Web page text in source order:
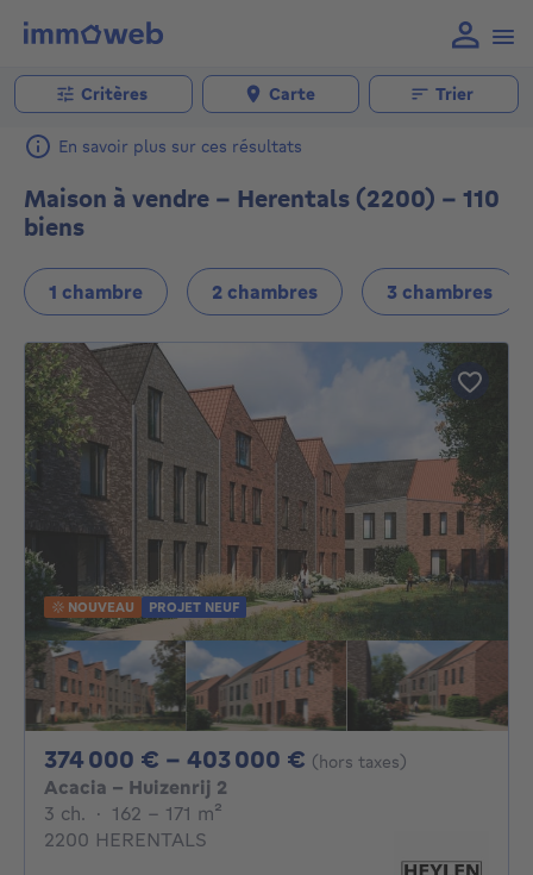
Critères Carte Trier
En savoir plus sur ces résultats
Maison à vendre - Herentals (2200) - 110
biens
1 chambre 2 chambres 3 chambres
NOUVEAU PROJET NEUF
374 000 € - 403 000 € De 374000€ À
(hors taxes)
Acacia - Huizenrij 2
3 ch. 3 chambres
· 162 - 171 m²
2200 HERENTALS